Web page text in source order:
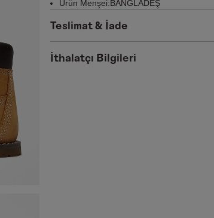
Ürün Menşei:BANGLADEŞ
Teslimat & İade
İthalatçı Bilgileri